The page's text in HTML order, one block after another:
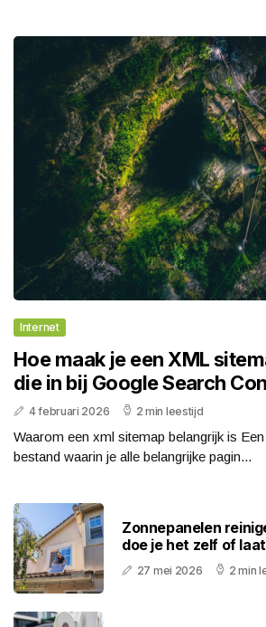
Internet
Hoe maak je een XML
die in bij Google Search
4 februari 2026 2 min leestijd
Waarom een xml sitemap belangrijk is
bestand waarin je alle belangrijke pagin...
Zonnepanelen
doe je het zelf of
27 mei 2026 2 min